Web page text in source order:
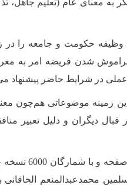
به معناى عام (تعلیم جاهل،
حكومت و جامعه را در
فراموش شدن فریضه امر به
عملى در شرایط حاضر پیشنهاد
زمینه موضوعاتی هم‌چون
دیگران و دلیل تعبیر
این كتاب به همت مؤسسه فرهنگى نور به
محمدعبدالمنعم الخاقانی